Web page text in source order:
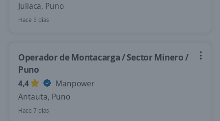
Juliaca, Puno
Hace 5 días
Operador de Montacarga / Sector Minero /
Puno
4,4
Manpower
Antauta, Puno
Hace 7 días